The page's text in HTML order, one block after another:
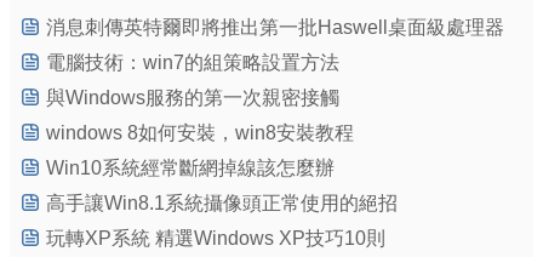
消息刺傳英特爾即將推出第一批Haswell桌面級處理器
電腦技術：win7的組策略設置方法
與Windows服務的第一次親密接觸
windows 8如何安裝，win8安裝教程
Win10系統經常斷網掉線該怎麼辦
高手讓Win8.1系統攝像頭正常使用的絕招
玩轉XP系統 精選Windows XP技巧10則